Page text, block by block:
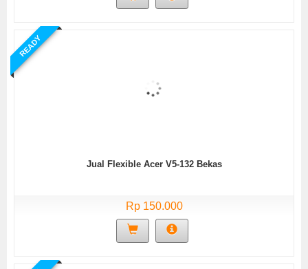
READY
Jual Flexible Acer V5-132 Bekas
Rp 150.000